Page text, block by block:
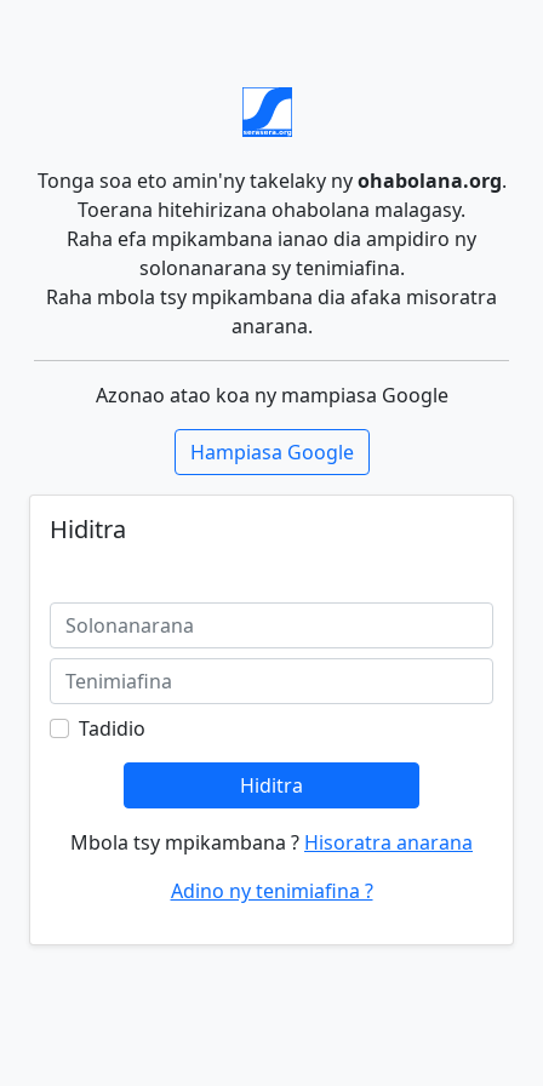
Tonga soa eto amin'ny takelaky nyohabolana.org.
Toerana hitehirizana ohabolana malagasy.
Raha efa mpikambana ianao dia ampidiro ny
solonanarana sy tenimiafina.
Raha mbola tsy mpikambana dia afaka misoratra
anarana.
Azonao atao koa ny mampiasa Google
Hampiasa Google
Hiditra
Tadidio
Hiditra
Mbola tsy mpikambana ? Hisoratra anarana
Adino ny tenimiafina ?